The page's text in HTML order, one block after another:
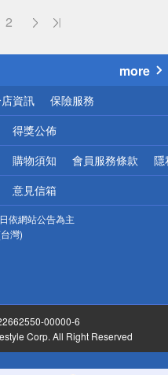
2
more
資訊 保險服務
得獎公佈
購物須知 會員服務條款 隱
意見信箱
依網站公告為主
灣)
00000-6
Corp. All Right Reserved